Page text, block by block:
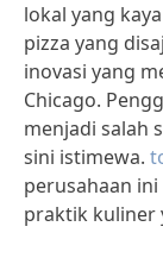
lokal yang
pizza yang
inovasi yang
Chicago.
menjadi salah
sini istimewa.
perusahaan
praktik kuliner